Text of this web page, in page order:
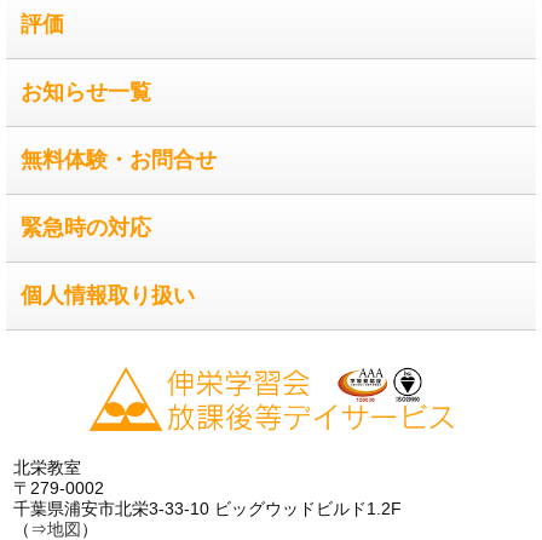
評価
お知らせ一覧
無料体験・お問合せ
緊急時の対応
個人情報取り扱い
北栄教室
〒279-0002
千葉県浦安市北栄3-33-10 ビッグウッドビルド1.2F
（⇒地図 ）